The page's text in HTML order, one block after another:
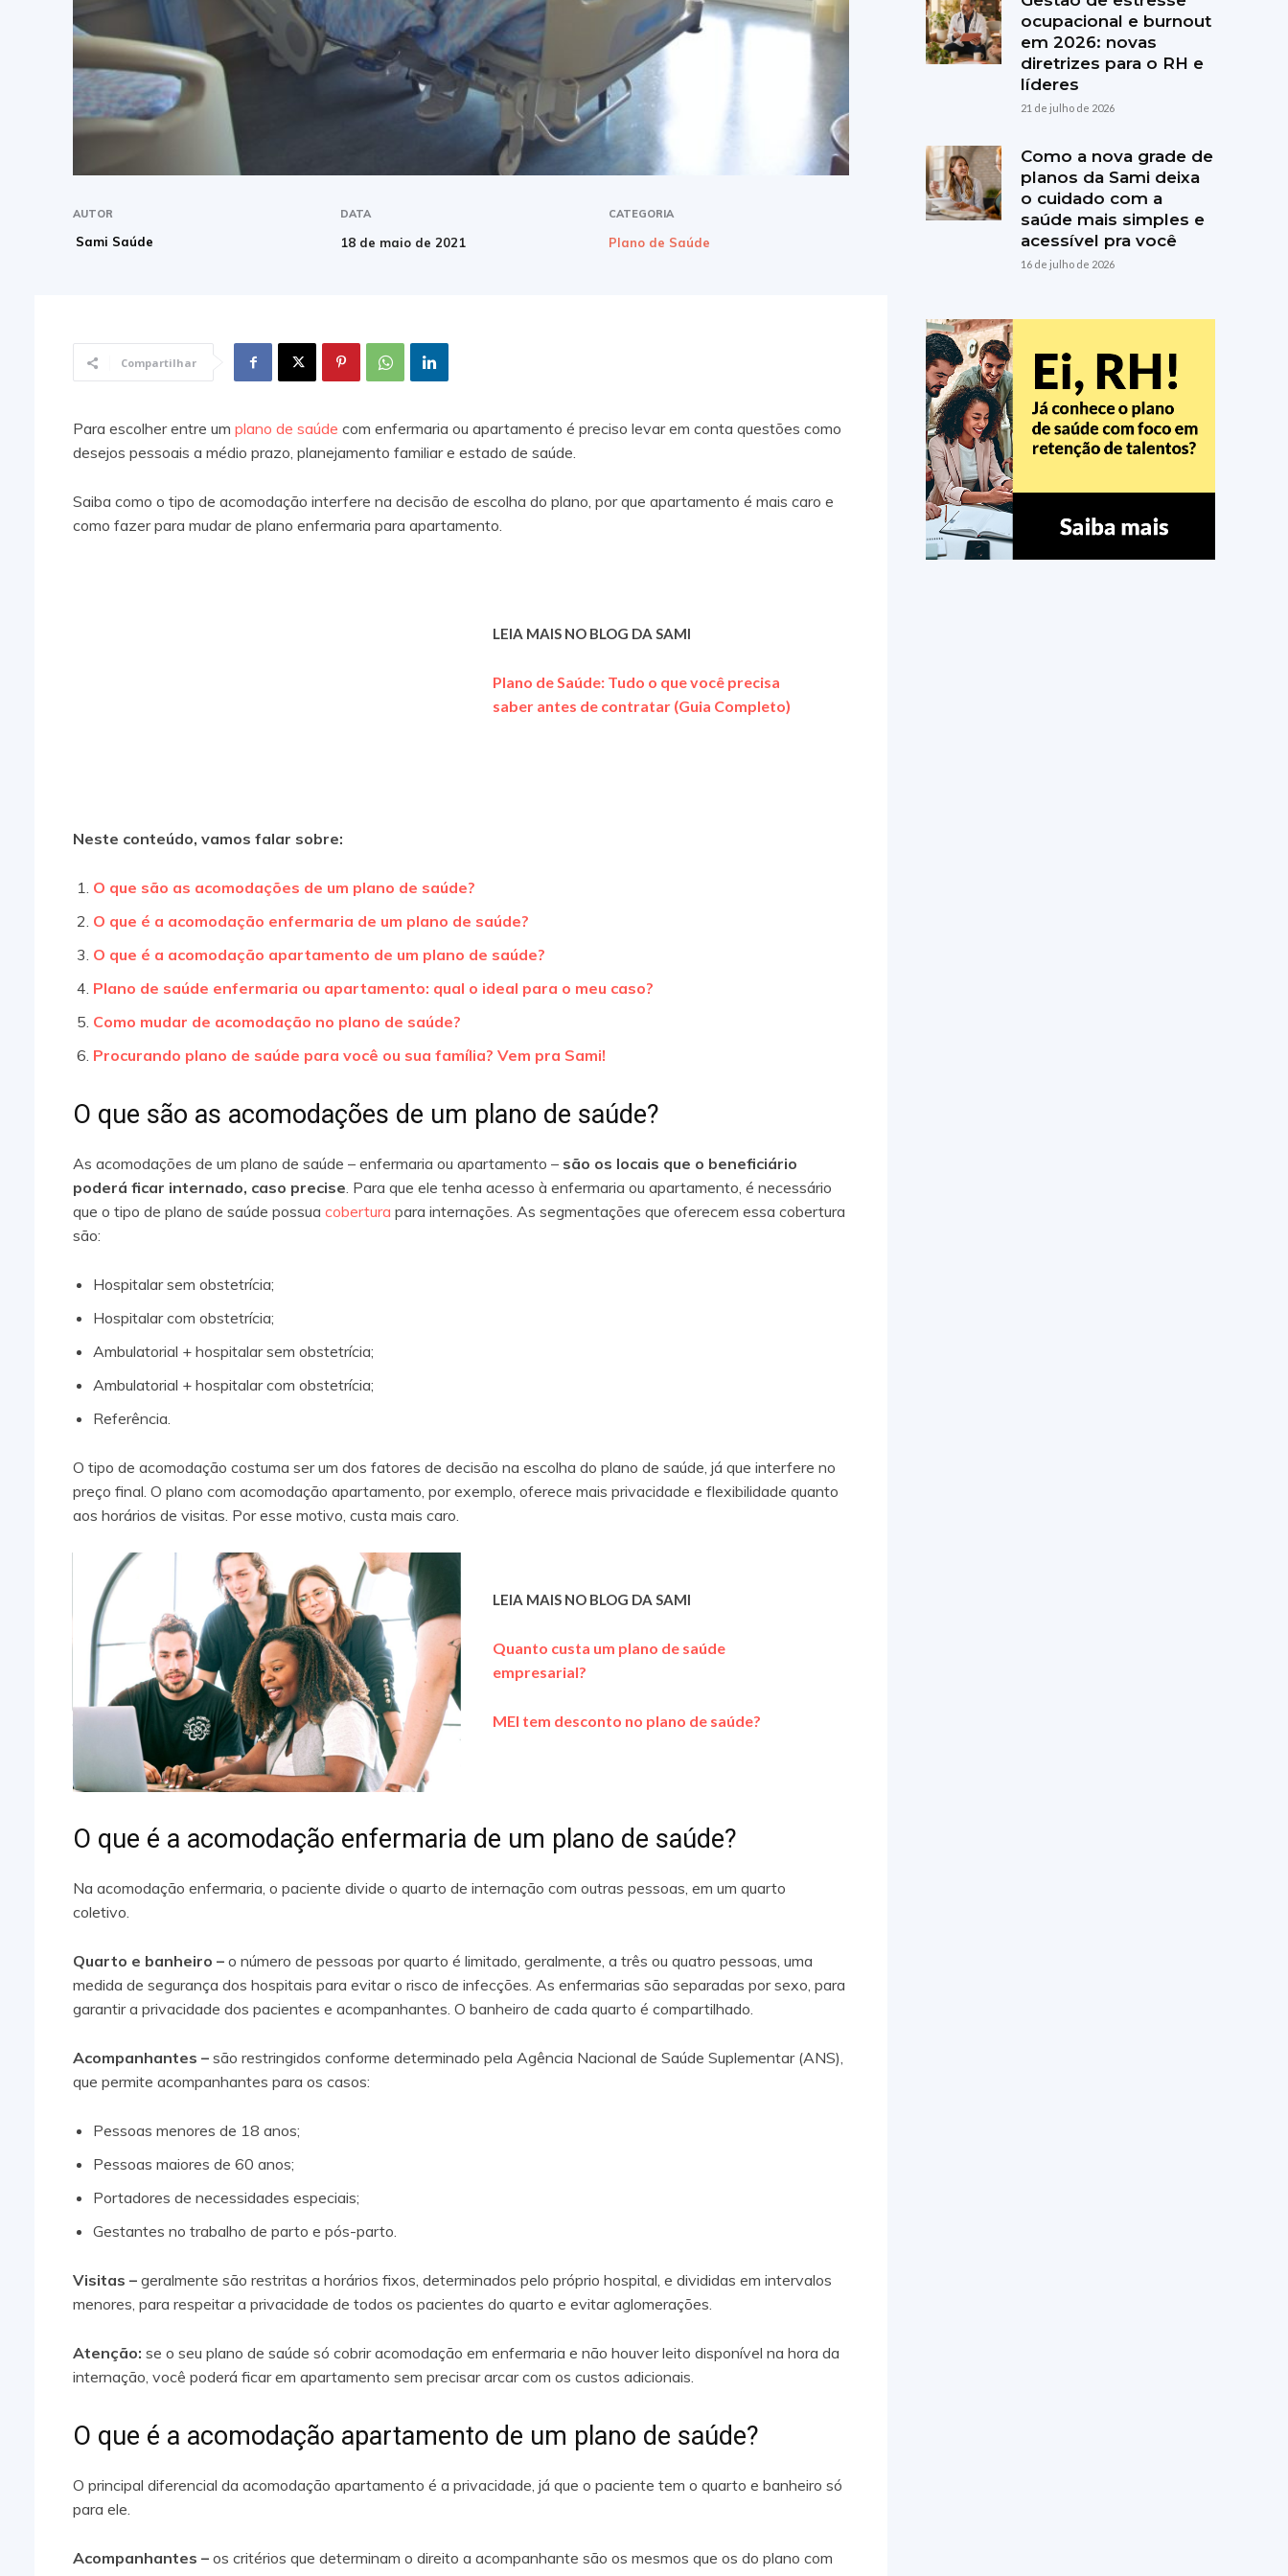
AUTOR
Sami Saúde
DATA
18 de maio de 2021
CATEGORIA
Plano de Saúde
Compartilhar
Para escolher entre um plano de saúde com enfermaria ou apartamento é preciso levar em conta questões como
desejos pessoais a médio prazo, planejamento familiar e estado de saúde.
Saiba como o tipo de acomodação interfere na decisão de escolha do plano, por que apartamento é mais caro e
como fazer para mudar de plano enfermaria para apartamento.
LEIA MAIS NO BLOG DA SAMI
Plano de Saúde: Tudo o que você precisa
saber antes de contratar (Guia Completo)
Neste conteúdo, vamos falar sobre:
O que são as acomodações de um plano de saúde?
O que é a acomodação enfermaria de um plano de saúde?
O que é a acomodação apartamento de um plano de saúde?
Plano de saúde enfermaria ou apartamento: qual o ideal para o meu caso?
Como mudar de acomodação no plano de saúde?
Procurando plano de saúde para você ou sua família? Vem pra Sami!
O que são as acomodações de um plano de saúde?
As acomodações de um plano de saúde – enfermaria ou apartamento – são os locais que o beneficiário
poderá ficar internado, caso precise. Para que ele tenha acesso à enfermaria ou apartamento, é necessário
que o tipo de plano de saúde possua cobertura para internações. As segmentações que oferecem essa cobertura
são:
Hospitalar sem obstetrícia;
Hospitalar com obstetrícia;
Ambulatorial + hospitalar sem obstetrícia;
Ambulatorial + hospitalar com obstetrícia;
Referência.
O tipo de acomodação costuma ser um dos fatores de decisão na escolha do plano de saúde, já que interfere no
preço final. O plano com acomodação apartamento, por exemplo, oferece mais privacidade e flexibilidade quanto
aos horários de visitas. Por esse motivo, custa mais caro.
LEIA MAIS NO BLOG DA SAMI
Quanto custa um plano de saúde
empresarial?
MEI tem desconto no plano de saúde?
O que é a acomodação enfermaria de um plano de saúde?
Na acomodação enfermaria, o paciente divide o quarto de internação com outras pessoas, em um quarto
coletivo.
Quarto e banheiro – o número de pessoas por quarto é limitado, geralmente, a três ou quatro pessoas, uma
medida de segurança dos hospitais para evitar o risco de infecções. As enfermarias são separadas por sexo, para
garantir a privacidade dos pacientes e acompanhantes. O banheiro de cada quarto é compartilhado.
Acompanhantes – são restringidos conforme determinado pela Agência Nacional de Saúde Suplementar (ANS),
que permite acompanhantes para os casos:
Pessoas menores de 18 anos;
Pessoas maiores de 60 anos;
Portadores de necessidades especiais;
Gestantes no trabalho de parto e pós-parto.
Visitas – geralmente são restritas a horários fixos, determinados pelo próprio hospital, e divididas em intervalos
menores, para respeitar a privacidade de todos os pacientes do quarto e evitar aglomerações.
Atenção: se o seu plano de saúde só cobrir acomodação em enfermaria e não houver leito disponível na hora da
internação, você poderá ficar em apartamento sem precisar arcar com os custos adicionais.
O que é a acomodação apartamento de um plano de saúde?
O principal diferencial da acomodação apartamento é a privacidade, já que o paciente tem o quarto e banheiro só
para ele.
Acompanhantes – os critérios que determinam o direito a acompanhante são os mesmos que os do plano com
ocupacional e burnout
em 2026: novas
diretrizes para o RH e
líderes
21 de julho de 2026
Como a nova grade de
planos da Sami deixa
o cuidado com a
saúde mais simples e
acessível pra você
16 de julho de 2026